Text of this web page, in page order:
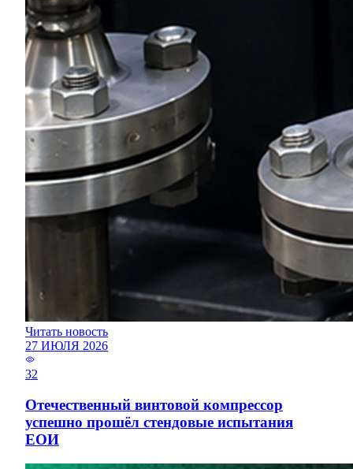
Читать новость
27 ИЮЛЯ 2026
32
Отечественный винтовой компрессор
успешно прошёл стендовые испытания
ЕОИ